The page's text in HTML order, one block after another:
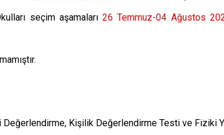
seçim aşamaları26 Temmuz-04 Ağustos
Değerlendirme, Kişilik Değerlendirme Testi ve Fiziki